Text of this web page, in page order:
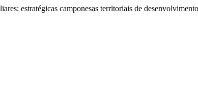
estratégicas camponesas territoriais de